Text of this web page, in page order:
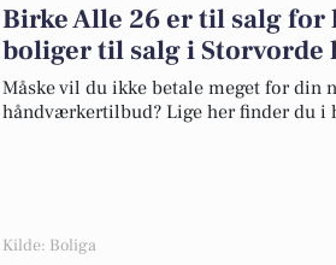
Birke Alle 26 er til salg for
boliger til salg i Storvorde
Måske vil du ikke betale meget for din
håndværkertilbud? Lige her finder du i
Kilde: Boliga